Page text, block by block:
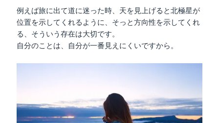
例えば旅に出て道に迷った時、天を見上げると北極星が
位置を示してくれるように、そっと方向性を示してくれ
る、そういう存在は大切です。
自分のことは、自分が一番見えにくいですから。